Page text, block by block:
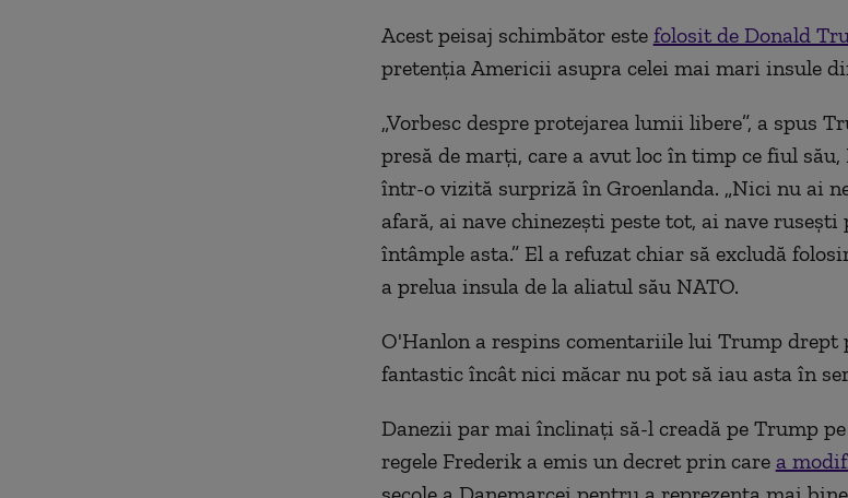
Acest peisaj schimbător este folosit de Donald
pretenția Americii asupra celei maimariinsule
„Vorbesc despre protejarea lumii libere”, a spus
presă de marți, care a avut loc în timp ce fiul său,
într-o vizită surpriză în Groenlanda. „Nici nu ai
afară, ai nave chinezești peste tot, ai nave rusești
întâmple asta.” El a refuzat chiar să excludă
a prelua insula de la aliatul său NATO.
O'Hanlon a respins comentariile lui Trump drept
fantastic încât nici măcar nu pot să iau asta în
Danezii par mai înclinați să-l creadă pe Trump
regele Frederik a emis un decret prin care a